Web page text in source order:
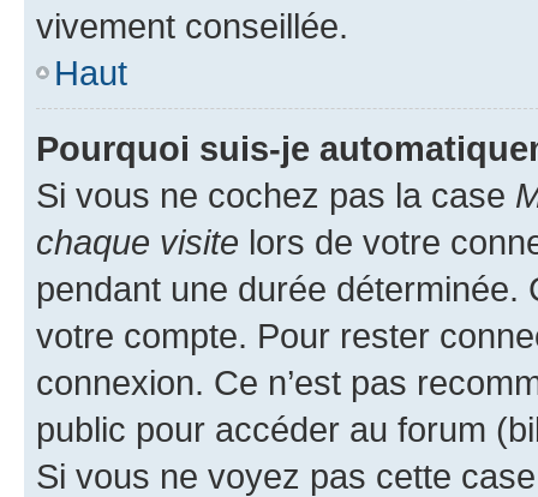
vivement conseillée.
Haut
Pourquoi suis-je
Si vous ne cochez pas la case
chaque visite lors de votre
pendant une durée déterminée.
votre compte. Pour rester
connexion. Ce n’est pas
public pour accéder au forum
Si vous ne voyez pas cette